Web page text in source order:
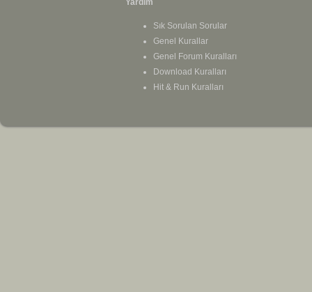
Yardım
Sık Sorulan Sorular
Genel Kurallar
Genel Forum Kuralları
Download Kuralları
Hit & Run Kuralları